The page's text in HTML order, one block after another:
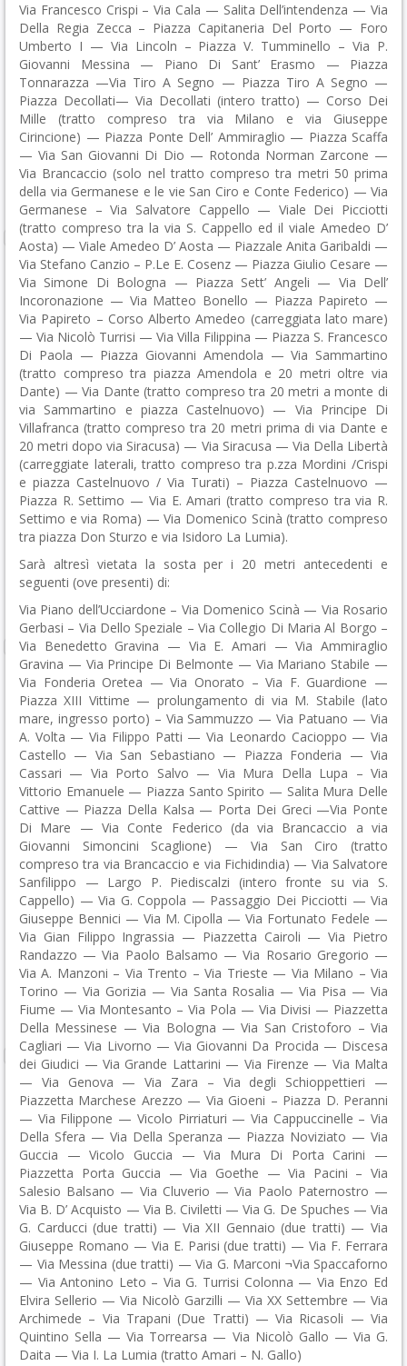
Via Francesco Crispi – Via Cala — Salita Dell’intendenza — Via
Della Regia Zecca – Piazza Capitaneria Del Porto — Foro
Umberto I — Via Lincoln – Piazza V. Tumminello – Via P.
Giovanni Messina — Piano Di Sant’ Erasmo — Piazza
Tonnarazza —Via Tiro A Segno — Piazza Tiro A Segno —
Piazza Decollati— Via Decollati (intero tratto) — Corso Dei
Mille (tratto compreso tra via Milano e via Giuseppe
Cirincione) — Piazza Ponte Dell’ Ammiraglio — Piazza Scaffa
— Via San Giovanni Di Dio — Rotonda Norman Zarcone —
Via Brancaccio (solo nel tratto compreso tra metri 50 prima
della via Germanese e le vie San Ciro e Conte Federico) — Via
Germanese – Via Salvatore Cappello — Viale Dei Picciotti
(tratto compreso tra la via S. Cappello ed il viale Amedeo D’
Aosta) — Viale Amedeo D’ Aosta — Piazzale Anita Garibaldi —
Via Stefano Canzio – P.Le E. Cosenz — Piazza Giulio Cesare —
Via Simone Di Bologna — Piazza Sett’ Angeli — Via Dell’
Incoronazione — Via Matteo Bonello — Piazza Papireto —
Via Papireto – Corso Alberto Amedeo (carreggiata lato mare)
— Via Nicolò Turrisi — Via Villa Filippina — Piazza S. Francesco
Di Paola — Piazza Giovanni Amendola — Via Sammartino
(tratto compreso tra piazza Amendola e 20 metri oltre via
Dante) — Via Dante (tratto compreso tra 20 metri a monte di
via Sammartino e piazza Castelnuovo) — Via Principe Di
Villafranca (tratto compreso tra 20 metri prima di via Dante e
20 metri dopo via Siracusa) — Via Siracusa — Via Della Libertà
(carreggiate laterali, tratto compreso tra p.zza Mordini /Crispi
e piazza Castelnuovo / Via Turati) – Piazza Castelnuovo —
Piazza R. Settimo — Via E. Amari (tratto compreso tra via R.
Settimo e via Roma) — Via Domenico Scinà (tratto compreso
tra piazza Don Sturzo e via Isidoro La Lumia).
Sarà altresì vietata la sosta per i 20 metri antecedenti e
seguenti (ove presenti) di:
Via Piano dell’Ucciardone – Via Domenico Scinà — Via Rosario
Gerbasi – Via Dello Speziale – Via Collegio Di Maria Al Borgo –
Via Benedetto Gravina — Via E. Amari — Via Ammiraglio
Gravina — Via Principe Di Belmonte — Via Mariano Stabile —
Via Fonderia Oretea — Via Onorato – Via F. Guardione —
Piazza XIII Vittime — prolungamento di via M. Stabile (lato
mare, ingresso porto) – Via Sammuzzo — Via Patuano — Via
A. Volta — Via Filippo Patti — Via Leonardo Cacioppo — Via
Castello — Via San Sebastiano — Piazza Fonderia — Via
Cassari — Via Porto Salvo — Via Mura Della Lupa – Via
Vittorio Emanuele — Piazza Santo Spirito — Salita Mura Delle
Cattive — Piazza Della Kalsa — Porta Dei Greci —Via Ponte
Di Mare — Via Conte Federico (da via Brancaccio a via
Giovanni Simoncini Scaglione) — Via San Ciro (tratto
compreso tra via Brancaccio e via Fichidindia) — Via Salvatore
Sanfilippo — Largo P. Piediscalzi (intero fronte su via S.
Cappello) — Via G. Coppola — Passaggio Dei Picciotti — Via
Giuseppe Bennici — Via M. Cipolla — Via Fortunato Fedele —
Via Gian Filippo Ingrassia — Piazzetta Cairoli — Via Pietro
Randazzo — Via Paolo Balsamo — Via Rosario Gregorio —
Via A. Manzoni – Via Trento – Via Trieste — Via Milano – Via
Torino — Via Gorizia — Via Santa Rosalia — Via Pisa — Via
Fiume — Via Montesanto – Via Pola — Via Divisi — Piazzetta
Della Messinese — Via Bologna — Via San Cristoforo – Via
Cagliari — Via Livorno — Via Giovanni Da Procida — Discesa
dei Giudici — Via Grande Lattarini — Via Firenze — Via Malta
— Via Genova — Via Zara – Via degli Schioppettieri —
Piazzetta Marchese Arezzo — Via Gioeni – Piazza D. Peranni
— Via Filippone — Vicolo Pirriaturi — Via Cappuccinelle – Via
Della Sfera — Via Della Speranza — Piazza Noviziato — Via
Guccia — Vicolo Guccia — Via Mura Di Porta Carini —
Piazzetta Porta Guccia — Via Goethe — Via Pacini – Via
Salesio Balsano — Via Cluverio — Via Paolo Paternostro —
Via B. D’ Acquisto — Via B. Civiletti — Via G. De Spuches — Via
G. Carducci (due tratti) — Via XII Gennaio (due tratti) — Via
Giuseppe Romano — Via E. Parisi (due tratti) — Via F. Ferrara
— Via Messina (due tratti) — Via G. Marconi ¬Via Spaccaforno
— Via Antonino Leto – Via G. Turrisi Colonna — Via Enzo Ed
Elvira Sellerio — Via Nicolò Garzilli — Via XX Settembre — Via
Archimede – Via Trapani (Due Tratti) — Via Ricasoli — Via
Quintino Sella — Via Torrearsa — Via Nicolò Gallo — Via G.
Daita — Via I. La Lumia (tratto Amari – N. Gallo)